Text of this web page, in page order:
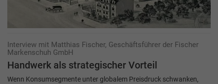
Interview mit Matthias Fischer, Geschäftsführer der Fischer
Markenschuh GmbH
Handwerk als strategischer Vorteil
Wenn Konsumsegmente unter globalem Preisdruck schwanken,